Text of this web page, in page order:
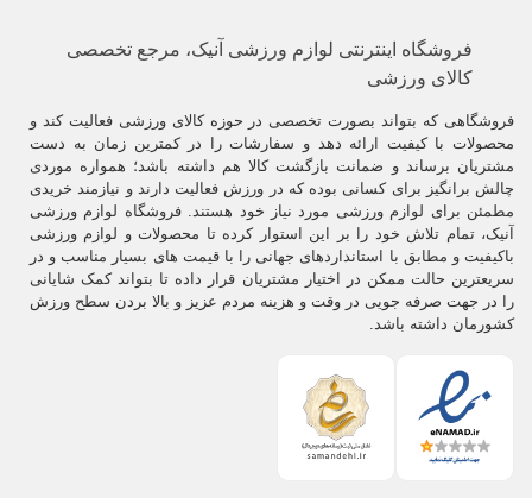
فروشگاه اینترنتی لوازم ورزشی آنیک، مرجع تخصصی
کالای ورزشی
فروشگاهی که بتواند بصورت تخصصی در حوزه کالای ورزشی فعالیت کند و
محصولات با کیفیت ارائه دهد و سفارشات را در کمترین زمان به دست
مشتریان برساند و ضمانت بازگشت کالا هم داشته باشد؛ همواره موردی
چالش برانگیز برای کسانی بوده که در ورزش فعالیت دارند و نیازمند خریدی
مطمئن برای لوازم ورزشی مورد نیاز خود هستند. فروشگاه لوازم ورزشی
آنیک، تمام تلاش خود را بر این استوار کرده تا محصولات و لوازم ورزشی
باکیفیت و مطابق با استانداردهای جهانی را با قیمت های بسیار مناسب و در
سریعترین حالت ممکن در اختیار مشتریان قرار داده تا بتواند کمک شایانی
را در جهت صرفه جویی در وقت و هزینه مردم عزیز و بالا بردن سطح ورزش
کشورمان داشته باشد.